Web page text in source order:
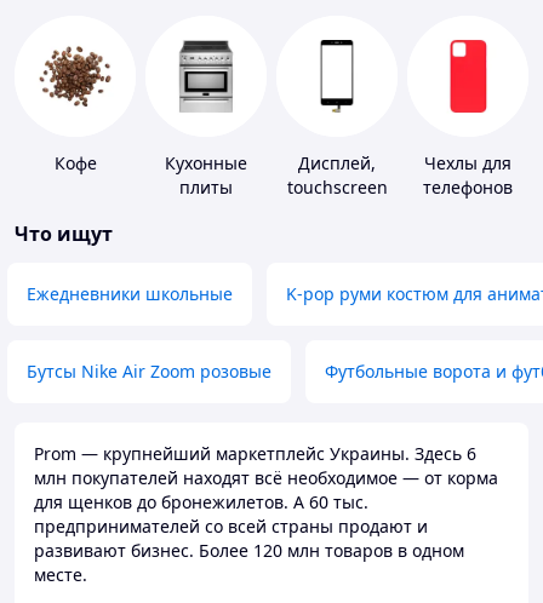
Кофе
Кухонные
плиты
Дисплей,
touchscreen
Чехлы для
телефонов
Что ищут
Ежедневники школьные K-pop руми костюм для
Бутсы Nike Air Zoom розовые Футбольные ворота и
Prom — крупнейший маркетплейс Украины. Здесь 6
млн покупателей находят всё необходимое — от корма
для щенков до бронежилетов. А 60 тыс.
предпринимателей со всей страны продают и
развивают бизнес. Более 120 млн товаров в одном
месте.